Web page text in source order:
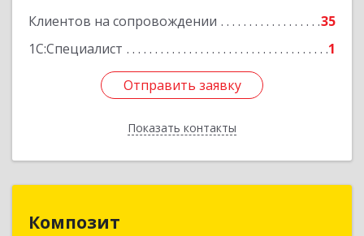
Клиентов на сопровождении
35
1С:Специалист
1
Отправить заявку
Показать контакты
Подробнее
Отправить заявку
Назад
Композит